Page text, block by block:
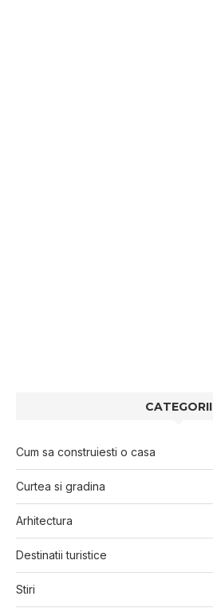
CATEGORII
Cum sa construiesti o casa
Curtea si gradina
Arhitectura
Destinatii turistice
Stiri